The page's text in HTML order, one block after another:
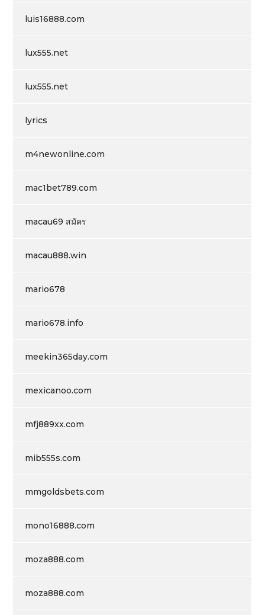
luis16888.com
lux555.net
lux555.net
lyrics
m4newonline.com
mac1bet789.com
macau69 สมัคร
macau888.win
mario678
mario678.info
meekin365day.com
mexicanoo.com
mfj889xx.com
mib555s.com
mmgoldsbets.com
mono16888.com
moza888.com
moza888.com